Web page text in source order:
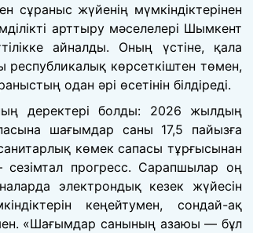
сұраныс жүйенің мүмкіндіктерінен
арттыру мәселелері Шымкент
айналды. Оның үстіне, қала
көрсеткіштен төмен,
одан әрі өсетінін білдіреді.
деректері болды: 2026 жылдың
шағымдар саны 17,5 пайызға
көмек сапасы тұрғысынан
прогресс. Сарапшылар оң
электрондық кезек жүйесін
кеңейтумен, сондай-ақ
«Шағымдар санының азаюы — бұл